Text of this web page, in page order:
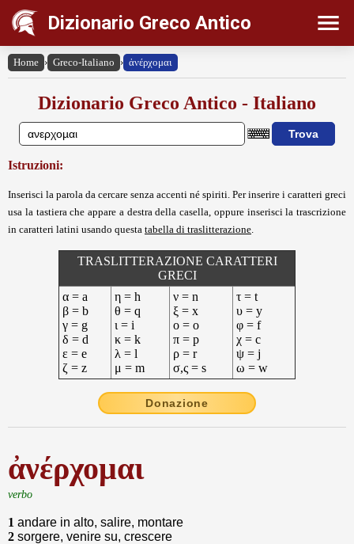
Dizionario Greco Antico
Home › Greco-Italiano › ἀνέρχομαι
Dizionario Greco Antico - Italiano
Istruzioni:
Inserisci la parola da cercare senza accenti né spiriti. Per inserire i caratteri greci
usa la tastiera che appare a destra della casella, oppure inserisci la trascrizione
in caratteri latini usando questa tabella di traslitterazione
TRASLITTERAZIONE CARATTERI
GRECI
α = a
β = b
γ = g
δ = d
ε = e
ζ = z
η = h
θ = q
ι = i
κ = k
λ = l
μ = m
ν = n
ξ = x
ο = o
π = p
ρ = r
σ,ς = s
τ = t
υ = y
φ = f
χ = c
ψ = j
ω = w
Donazione
ἀνέρχομαι
verbo
1 andare in alto, salire, montare
2 sorgere, venire su, crescere